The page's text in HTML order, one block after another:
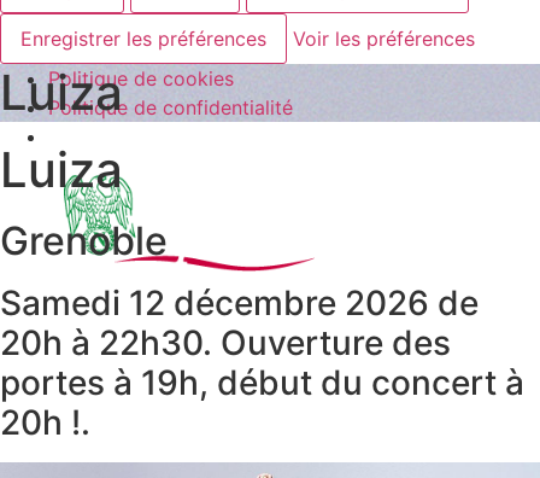
Enregistrer les préférences
Voir les préférences
Politique de cookies
Politique de confidentialité
Aller
au
contenu
Luiza
Luiza
Grenoble
Samedi 12 décembre 2026 de
20h à 22h30. Ouverture des
portes à 19h, début du concert à
20h !.